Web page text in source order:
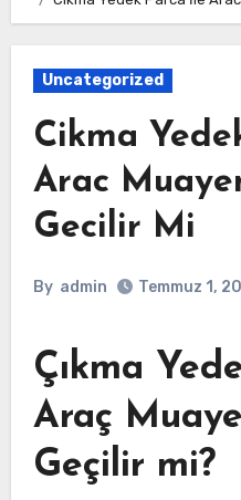
Uncategorized
Cikma
Arac
Gecilir Mi
By admin Temmuz 1,
Çıkma
Araç
Geçilir mi?